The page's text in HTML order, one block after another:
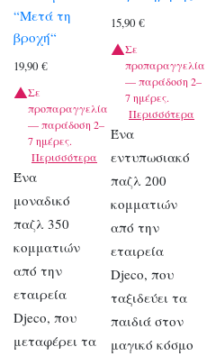
“Μετά τη
βροχή“
19,90 €
Σε
προπαραγγελία
— παράδοση 2–
7 ημέρες.
Περισσότερα
Ένα
μοναδικό
παζλ 350
κομματιών
από την
εταιρεία
Djeco, που
μεταφέρει τα
15,90€
Σε
προπαραγγελία
— παράδοση 2–
7 ημέρες.
Περισσότερα
Ένα
εντυπωσιακό
παζλ 200
κομματιών
από την
εταιρεία
Djeco, που
ταξιδεύει τα
παιδιά στον
μαγικό κόσμο